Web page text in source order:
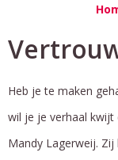
Heb je te maken
wil je je verhaal
Mandy Lagerweij.